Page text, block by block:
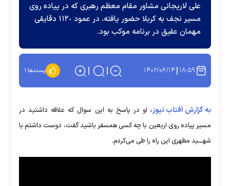
علی لاریجانی مشاور مقام معظم رهبری که در پیاده روی
مسیر نجف به کربلا حضور یافته، در عمود ۱۱۲٠ دقایقی
مهمان عقیق در برنامه موکب بود.
۱۸:۵۹ ۱۴۰۲/۰۶/۱۴ پسندها:۱
به گزارش آفتاب نیوز، او در پاسخ به این سوال که علاقه داشتید در
مسیر پیاده روی اربعین با چه کسی همسفر باشید گفت، دوست داشتم با
شهـــید مطهری این راه را طی می‌کردم.